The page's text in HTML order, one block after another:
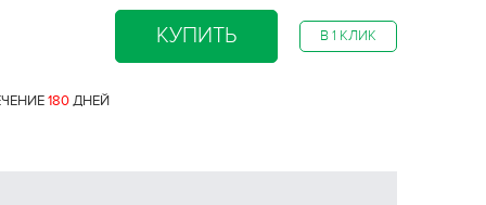
КУПИТЬ В 1 КЛИК
180ДНЕЙ